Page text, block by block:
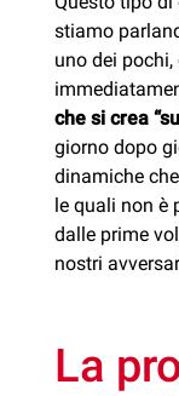
stiamo
uno dei
che si crea
giorno dopo
dinamiche
le quali non è
dalle prime
nostri
La